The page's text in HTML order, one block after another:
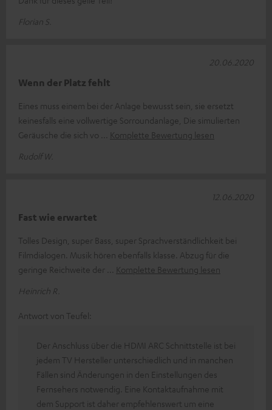
Florian S.
Wenn der Platz fehlt
Eines muss einem bei der Anlage bewusst sein, sie ersetzt
keinesfalls eine vollwertige Sorroundanlage, Die simulierten
Geräusche die sich vo
Komplette Bewertung lesen
Rudolf W.
20.06.2020
Fast wie erwartet
Tolles Design, super Bass, super Sprachverständlichkeit bei
Filmdialogen. Musik hören ebenfalls klasse. Abzug für die
geringe Reichweite der
Komplette Bewertung lesen
Heinrich R.
12.06.2020
Antwort von Teufel:
Der Anschluss über die HDMI ARC Schnittstelle ist bei
jedem TV Hersteller unterschiedlich und in manchen
Fällen sind Änderungen in den Einstellungen des
Fernsehers notwendig. Eine Kontaktaufnahme mit
dem Support ist daher empfehlenswert um eine